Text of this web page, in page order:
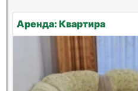
Аренда: Квартира